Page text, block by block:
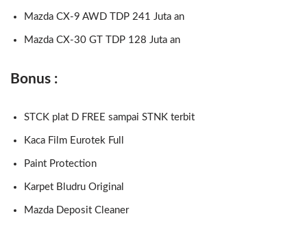
Mazda CX-9 AWD TDP 241 Juta an
Mazda CX-30 GT TDP 128 Juta an
Bonus :
STCK plat D FREE sampai STNK terbit
Kaca Film Eurotek Full
Paint Protection
Karpet Bludru Original
Mazda Deposit Cleaner